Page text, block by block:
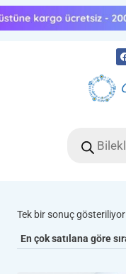
Skip
to
search
Tek bir sonuç gösteriliyor